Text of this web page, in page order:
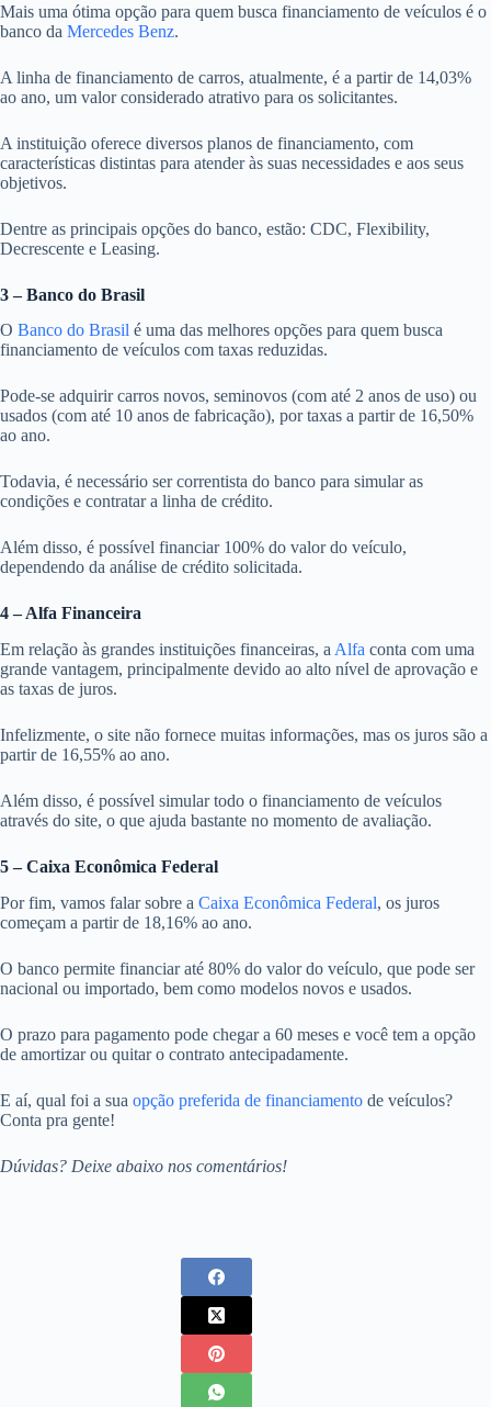
Mais uma ótima opção para quem busca financiamento de veículos é o
banco da Mercedes Benz.
A linha de financiamento de carros, atualmente, é a partir de 14,03%
ao ano, um valor considerado atrativo para os solicitantes.
A instituição oferece diversos planos de financiamento, com
características distintas para atender às suas necessidades e aos seus
objetivos.
Dentre as principais opções do banco, estão: CDC, Flexibility,
Decrescente e Leasing.
3 – Banco do Brasil
O Banco do Brasil é uma das melhores opções para quem busca
financiamento de veículos com taxas reduzidas.
Pode-se adquirir carros novos, seminovos (com até 2 anos de uso) ou
usados (com até 10 anos de fabricação), por taxas a partir de 16,50%
ao ano.
Todavia, é necessário ser correntista do banco para simular as
condições e contratar a linha de crédito.
Além disso, é possível financiar 100% do valor do veículo,
dependendo da análise de crédito solicitada.
4 – Alfa Financeira
Em relação às grandes instituições financeiras, a Alfa conta com uma
grande vantagem, principalmente devido ao alto nível de aprovação e
as taxas de juros.
Infelizmente, o site não fornece muitas informações, mas os juros são a
partir de 16,55% ao ano.
Além disso, é possível simular todo o financiamento de veículos
através do site, o que ajuda bastante no momento de avaliação.
5 – Caixa Econômica Federal
Por fim, vamos falar sobre a Caixa Econômica Federal, os juros
começam a partir de 18,16% ao ano.
O banco permite financiar até 80% do valor do veículo, que pode ser
nacional ou importado, bem como modelos novos e usados.
O prazo para pagamento pode chegar a 60 meses e você tem a opção
de amortizar ou quitar o contrato antecipadamente.
E aí, qual foi a sua opção preferida de financiamento de veículos?
Conta pra gente!
Dúvidas? Deixe abaixo nos comentários!